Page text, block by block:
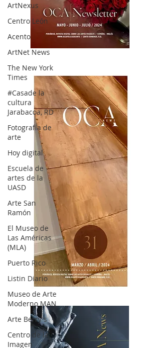
ArtNexus
Centro León
Acento
ArtNet News
The New York
Times
#Casade la
cultura
Jarabacoa, RD
Fotografía de
arte
Hoy digital
Escuela de
artes de la
UASD
Arte San
Ramón
El Museo de
Las Américas
(MLA)
Puerto Rico
Listin Diario
Museo de Arte
Moderno MAN
Arte Berry's
Centro de la
Imagen
OCA|News 32/ Mayo-Junio-Julio, 2023
OCA|News 31 / Marzo-Abril / 2024